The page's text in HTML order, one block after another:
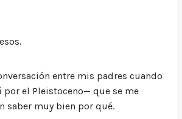
entre mis padres cuando
por el Pleistoceno— que se me
saber muy bien por qué.